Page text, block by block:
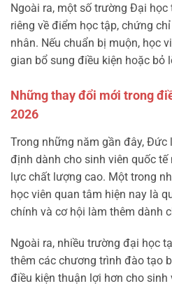
Ngoài ra, một số trường Đại
riêng về điểm học tập, chứng
nhân. Nếu chuẩn bị muộn, học
gian bổ sung điều kiện hoặc bỏ
Những thay đổi mới trong
2026
Trong những năm gần đây, Đức
định dành cho sinh viên quốc
lực chất lượng cao. Một trong
học viên quan tâm hiện nay là
chính và cơ hội làm thêm dành
Ngoài ra, nhiều trường đại học
thêm các chương trình đào tạo
điều kiện thuận lợi hơn cho